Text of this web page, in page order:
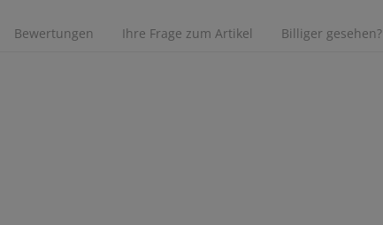
Bewertungen Ihre Frage zum Artikel Billiger gesehen?